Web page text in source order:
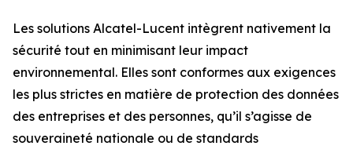
Les solutions Alcatel-Lucent intègrent nativement la
sécurité tout en minimisant leur impact
environnemental. Elles sont conformes aux exigences
les plus strictes en matière de protection des données
des entreprises et des personnes, qu’il s’agisse de
souveraineté nationale ou de standards